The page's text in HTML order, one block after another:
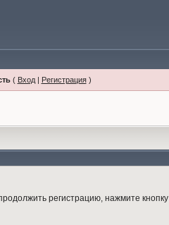
( Вход| Регистрация)
регистрацию, нажмите